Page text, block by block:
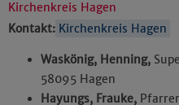
Kirchenkreis Hagen
Kontakt: Kirchenkreis Hagen
Waskönig, Henning,
58095 Hagen
Hayungs, Frauke,